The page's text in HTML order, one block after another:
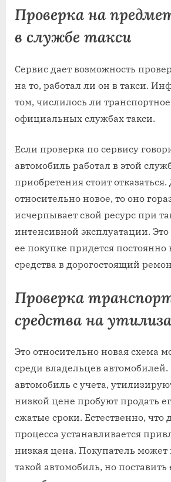
Проверка на
в службе такси
Сервис дает возможность
на то, работал ли он в такси.
том, числилось ли транспортное
официальных службах такси.
Если проверка по сервису
автомобиль работал в этой
приобретения стоит
относительно новое, то оно
исчерпывает свой ресурс при
интенсивной эксплуатации.
ее покупке придется постоянно
средства в дорогостоящий
Проверка
средства на
Это относительно новая схема
среди владельцев
автомобиль с учета,
низкой цене пробуют продать
сжатые сроки. Естественно, что
процесса устанавливается
низкая цена. Покупатель может
такой автомобиль, но поставить